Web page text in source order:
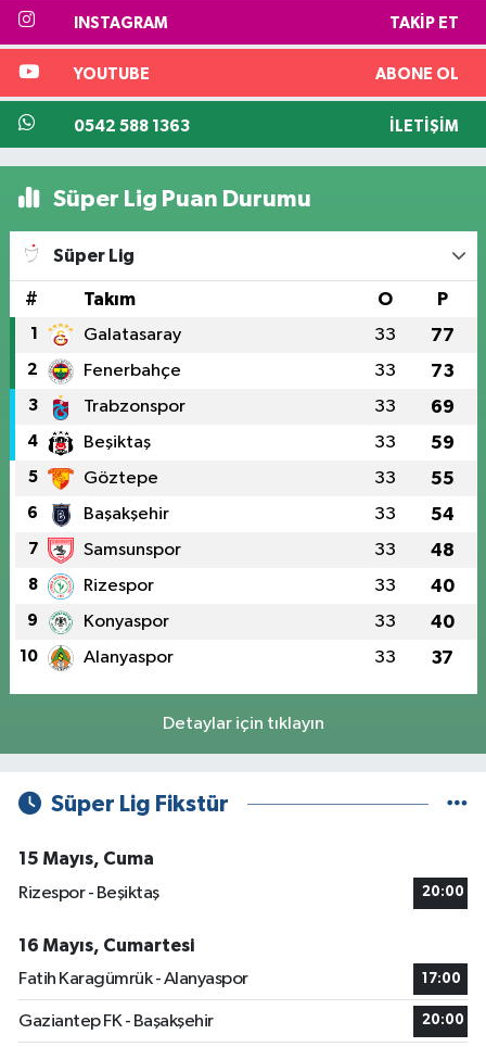
INSTAGRAM TAKIP ET
YOUTUBE ABONE OL
0542 588 1363 İLETIŞIM
Süper Lig Puan Durumu
Süper Lig
# Takım O P
1 Galatasaray 33 77
2 Fenerbahçe 33 73
3 Trabzonspor 33 69
4 Beşiktaş 33 59
5 Göztepe 33 55
6 Başakşehir 33 54
7 Samsunspor 33 48
8 Rizespor 33 40
9 Konyaspor 33 40
10 Alanyaspor 33 37
Detaylar için tıklayın
Süper Lig Fikstür
15 Mayıs, Cuma
Rizespor - Beşiktaş
20:00
16 Mayıs, Cumartesi
Fatih Karagümrük - Alanyaspor
17:00
Gaziantep FK - Başakşehir 20:00